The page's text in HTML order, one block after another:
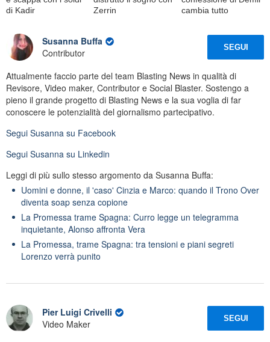
di Kadir
Zerrin
cambia tutto
Susanna Buffa
Contributor
SEGUI
Attualmente faccio parte del team Blasting News in qualità di
Revisore, Video maker, Contributor e Social Blaster. Sostengo a
pieno il grande progetto di Blasting News e la sua voglia di far
conoscere le potenzialità del giornalismo partecipativo.
Segui Susanna su Facebook
Segui Susanna su Linkedin
Leggi di più sullo stesso argomento da Susanna Buffa:
Uomini e donne, il 'caso' Cinzia e Marco: quando il Trono Over
diventa soap senza copione
La Promessa trame Spagna: Curro legge un telegramma
inquietante, Alonso affronta Vera
La Promessa, trame Spagna: tra tensioni e piani segreti
Lorenzo verrà punito
Pier Luigi Crivelli
Video Maker
SEGUI